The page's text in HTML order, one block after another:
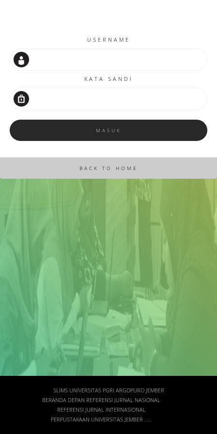
USERNAME
KATA SANDI
SLIMS UNIVERSITAS PGRI ARGOPURO JEMBER
BERANDA DEPAN REFERENSI JURNAL NASIONAL
REFERENSI JURNAL INTERNASIONAL
PERPUSTAKAAN UNIVERSITAS JEMBER . . .